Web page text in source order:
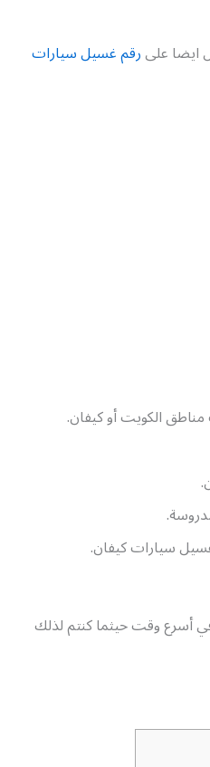
ايضا علىرقم غسيل سيارات
سيارات كيفان.
أسرع وقت حيثما كنتم لذلك